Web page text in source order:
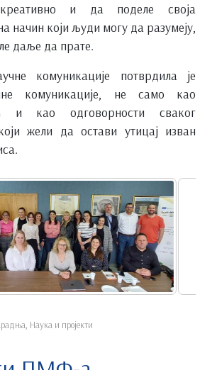
и да поделе своја
начин који људи могу да разумеју,
даље да прате.
комуникације потврдила је
комуникације, не само као
и као одговорности сваког
жели да остави утицај изван
Наука и пројекти